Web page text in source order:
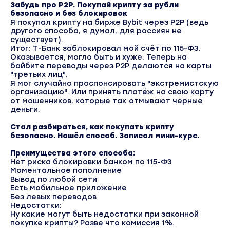
Забудь про P2P. Покупай крипту за рубли
безопасно и без блокировок
Я покупал крипту на бирже Bybit через P2P (ведь
другого способа, я думал, для россиян не
существует).
Итог: Т-Банк заблокировал мой счёт по 115-ФЗ.
Оказывается, могло быть и хуже. Теперь на
байбите переводы через P2P делаются на карты
"третьих лиц".
Я мог случайно проспонсировать "экстремистскую
организацию". Или принять платёж на свою карту
от мошенников, которые так отмывают черные
деньги.
Стал разбираться, как покупать крипту
безопасно. Нашёл способ. Записал мини-курс.
Преимущества этого способа:
Нет риска блокировки банком по 115-ФЗ
Моментальное пополнение
Вывод по любой сети
Есть мобильное приложение
Без левых переводов
Недостатки:
Ну какие могут быть недостатки при законной
покупке крипты? Разве что комиссия 1%.